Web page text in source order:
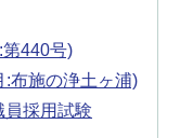
440号)
:布施の浄土ヶ浦)
採用試験